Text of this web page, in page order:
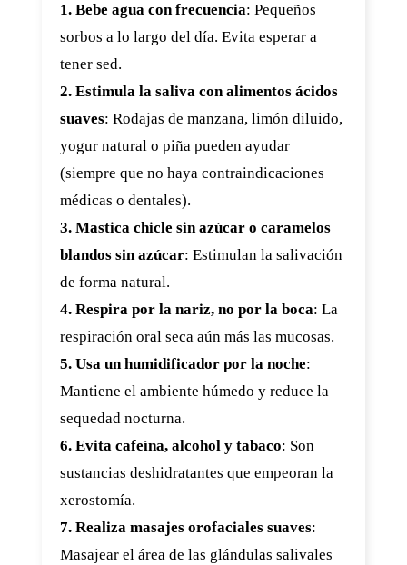
1. Bebe agua con frecuencia: Pequeños
sorbos a lo largo del día. Evita esperar a
tener sed.
2. Estimula la saliva con alimentos ácidos
suaves: Rodajas de manzana, limón diluido,
yogur natural o piña pueden ayudar
(siempre que no haya contraindicaciones
médicas o dentales).
3. Mastica chicle sin azúcar o caramelos
blandos sin azúcar: Estimulan la salivación
de forma natural.
4. Respira por la nariz, no por la boca: La
respiración oral seca aún más las mucosas.
5. Usa un humidificador por la noche:
Mantiene el ambiente húmedo y reduce la
sequedad nocturna.
6. Evita cafeína, alcohol y tabaco: Son
sustancias deshidratantes que empeoran la
xerostomía.
7. Realiza masajes orofaciales suaves:
Masajear el área de las glándulas salivales